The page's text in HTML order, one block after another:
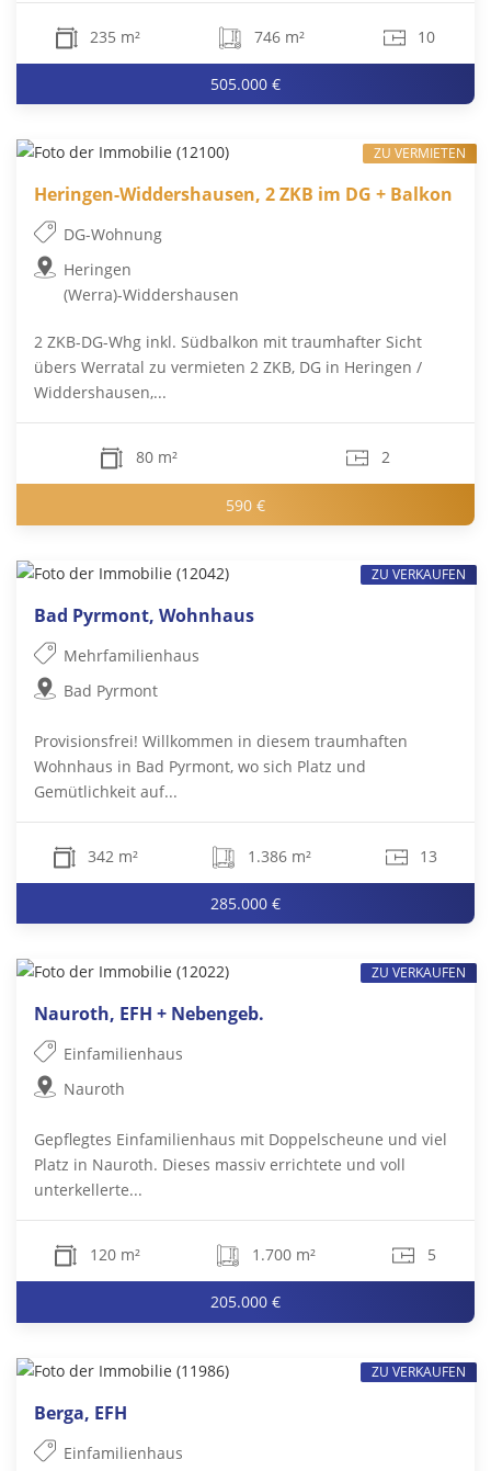
235 m² 746 m² 10
505.000 €
Heringen-Widdershausen, 2 ZKB im DG + Balkon
DG-Wohnung
Heringen
(Werra)-Widdershausen
2 ZKB-DG-Whg inkl. Südbalkon mit traumhafter Sicht
übers Werratal zu vermieten 2 ZKB, DG in Heringen /
Widdershausen,...
80 m² 2
590 €
ZU VERMIETEN
Bad Pyrmont, Wohnhaus
Mehrfamilienhaus
Bad Pyrmont
Provisionsfrei! Willkommen in diesem traumhaften
Wohnhaus in Bad Pyrmont, wo sich Platz und
Gemütlichkeit auf...
342 m² 1.386 m² 13
285.000 €
ZU VERKAUFEN
Nauroth, EFH + Nebengeb.
Einfamilienhaus
Nauroth
Gepflegtes Einfamilienhaus mit Doppelscheune und viel
Platz in Nauroth. Dieses massiv errichtete und voll
unterkellerte...
120 m² 1.700 m² 5
205.000 €
ZU VERKAUFEN
Berga, EFH
Einfamilienhaus
ZU VERKAUFEN